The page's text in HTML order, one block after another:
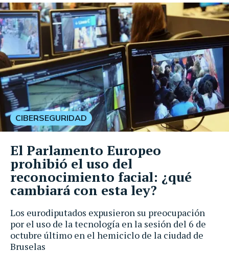
Los eurodiputados expusieron su preocupación
por el uso de la tecnología en la sesión del 6 de
octubre último en el hemiciclo de la ciudad de
Bruselas
CIBERSEGURIDAD
El Parlamento Europeo
prohibió el uso del
reconocimiento facial: ¿qué
cambiará con esta ley?